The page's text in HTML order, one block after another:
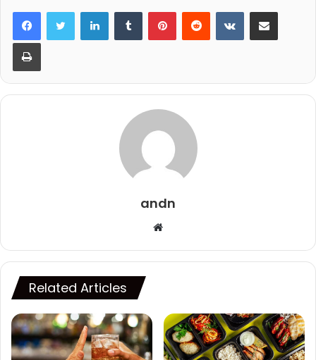
LinkedInTumblr PinterestReddit VKontakteShare via Email
Print
andn
Website
Related Articles